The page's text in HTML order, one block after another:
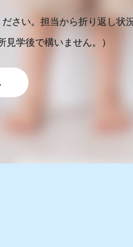
さい。担当から折り返し状
学後で構いません。）